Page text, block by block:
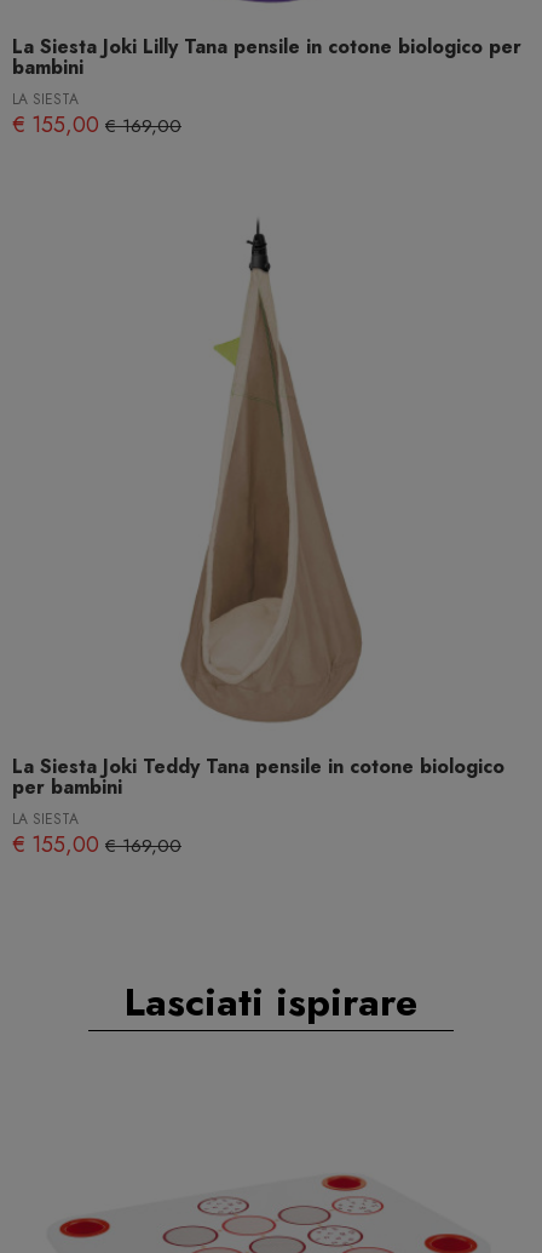
La Siesta Joki Lilly Tana pensile in cotone biologico per
bambini
LA SIESTA
€ 155,00 € 169,00
La Siesta Joki Teddy Tana pensile in cotone biologico
per bambini
LA SIESTA
€ 155,00 € 169,00
Lasciati ispirare